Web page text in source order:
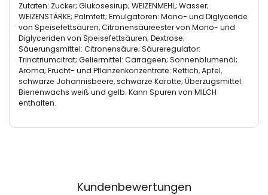
Zutaten: Zucker; Glukosesirup; WEIZENMEHL; Wasser;
WEIZENSTÄRKE; Palmfett; Emulgatoren: Mono- und Diglyceride
von Speisefettsäuren, Citronensäureester von Mono- und
Diglyceriden von Speisefettsäuren; Dextrose;
Säuerungsmittel: Citronensäure; Säureregulator:
Trinatriumcitrat; Geliermittel: Carrageen; Sonnenblumenöl;
Aroma; Frucht- und Pflanzenkonzentrate: Rettich, Apfel,
schwarze Johannisbeere, schwarze Karotte; Überzugsmittel:
Bienenwachs weiß und gelb. Kann Spuren von MILCH
enthalten.
Kundenbewertungen